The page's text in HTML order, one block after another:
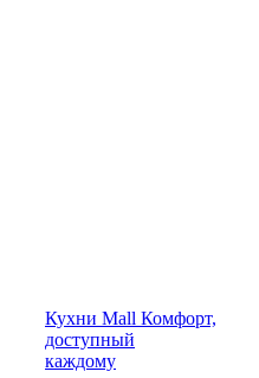
Кухни Mall Комфорт,
доступный
каждому